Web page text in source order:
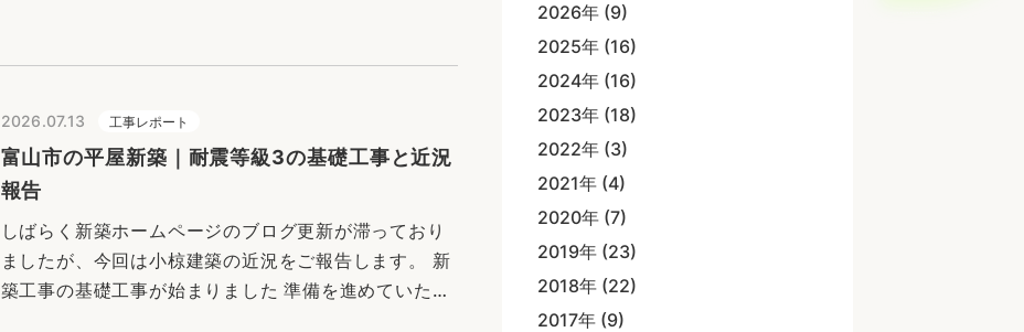
2026.07.13 工事レポート
富山市の平屋新築｜耐震等級3の基礎工事と近況
報告
しばらく新築ホームページのブログ更新が滞っており
ましたが、今回は小椋建築の近況をご報告します。 新
築工事の基礎工事が始まりました 準備を進めていた新
2026年 (9)
2025年 (16)
2024年 (16)
2023年 (18)
2022年 (3)
2021年 (4)
2020年 (7)
2019年 (23)
2018年 (22)
2017年 (9)